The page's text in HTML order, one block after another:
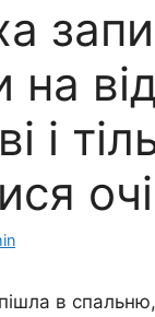
на
і
очі
в